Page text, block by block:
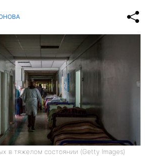
в тяжелом состоянии (Getty Images)